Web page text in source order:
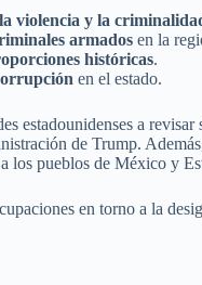
violencia y la
armados en la
históricas.
en el estado.
estadounidenses a
de Trump.
a los pueblos de México y
en torno a la